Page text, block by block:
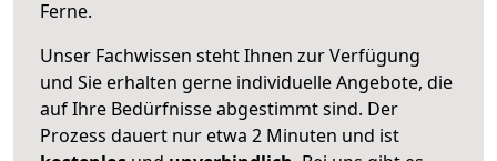
Ferne.
Unser Fachwissen steht Ihnen zur Verfügung
und Sie erhalten gerne individuelle Angebote, die
auf Ihre Bedürfnisse abgestimmt sind. Der
Prozess dauert nur etwa 2 Minuten und ist